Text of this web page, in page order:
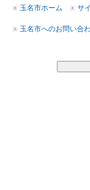
玉名市ホーム サ
玉名市へのお問い合